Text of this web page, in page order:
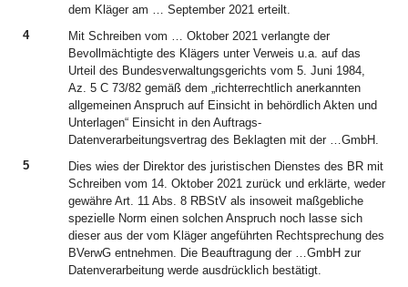
dem Kläger am … September 2021 erteilt.
4
Mit Schreiben vom … Oktober 2021 verlangte der
Bevollmächtigte des Klägers unter Verweis u.a. auf das
Urteil des Bundesverwaltungsgerichts vom 5. Juni 1984,
Az. 5 C 73/82 gemäß dem „richterrechtlich anerkannten
allgemeinen Anspruch auf Einsicht in behördlich Akten und
Unterlagen“ Einsicht in den Auftrags-
Datenverarbeitungsvertrag des Beklagten mit der …GmbH.
5
Dies wies der Direktor des juristischen Dienstes des BR mit
Schreiben vom 14. Oktober 2021 zurück und erklärte, weder
gewähre Art. 11 Abs. 8 RBStV als insoweit maßgebliche
spezielle Norm einen solchen Anspruch noch lasse sich
dieser aus der vom Kläger angeführten Rechtsprechung des
BVerwG entnehmen. Die Beauftragung der …GmbH zur
Datenverarbeitung werde ausdrücklich bestätigt.